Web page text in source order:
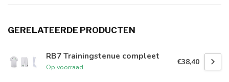
GERELATEERDE PRODUCTEN
RB7 Trainingstenue compleet
Op voorraad
€38,40